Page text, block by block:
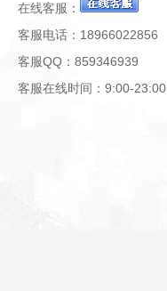
在线客服：
客服电话：18966022856
客服QQ：859346939
客服在线时间：9:00-23:00